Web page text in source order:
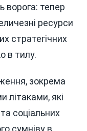
ворога: тепер
ресурси
стратегічних
в тилу.
зокрема
літаками, які
соціальних
сумніву в